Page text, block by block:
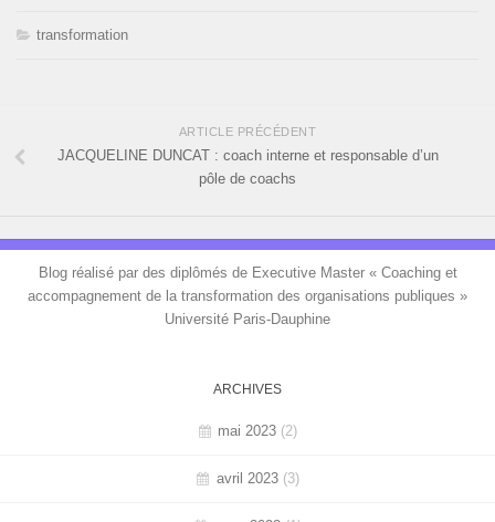
transformation
ARTICLE PRÉCÉDENT
JACQUELINE DUNCAT : coach interne et responsable d’un
pôle de coachs
Blog réalisé par des diplômés de Executive Master « Coaching et
accompagnement de la transformation des organisations publiques »
Université Paris-Dauphine
ARCHIVES
mai 2023 (2)
avril 2023(3)